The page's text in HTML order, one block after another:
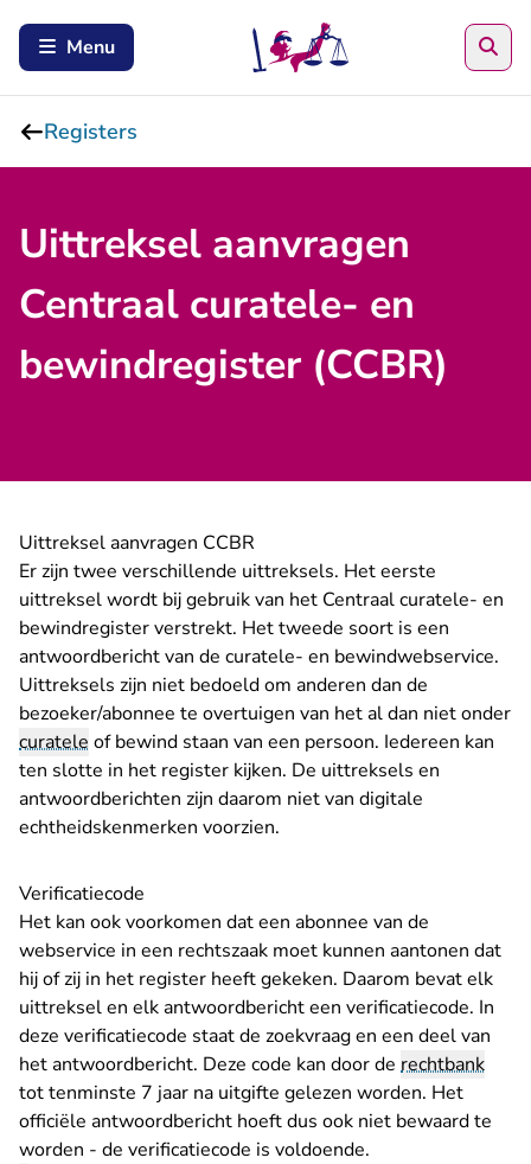
Menu
Registers
Uittreksel aanvragen
Centraal curatele- en
bewindregister (CCBR)
Uittreksel aanvragen CCBR
Er zijn twee verschillende uittreksels. Het eerste
uittreksel wordt bij gebruik van het Centraal curatele- en
bewindregister- U verlaat Rechtspraak.nl
verstrekt. Het tweede soort is een
antwoordbericht van de curatele- en bewindwebservice.
Uittreksels zijn niet bedoeld om anderen dan de
bezoeker/abonnee te overtuigen van het al dan niet onder
curatele of bewind staan van een persoon. Iedereen kan
ten slotte in het register kijken. De uittreksels en
antwoordberichten zijn daarom niet van digitale
echtheidskenmerken voorzien.
Verificatiecode
Het kan ook voorkomen dat een abonnee van de
webservice in een rechtszaak moet kunnen aantonen dat
hij of zij in het register heeft gekeken. Daarom bevat elk
uittreksel en elk antwoordbericht een verificatiecode. In
deze verificatiecode staat de zoekvraag en een deel van
het antwoordbericht. Deze code kan door de rechtbank
tot tenminste 7 jaar na uitgifte gelezen worden. Het
officiële antwoordbericht hoeft dus ook niet bewaard te
worden - de verificatiecode is voldoende.